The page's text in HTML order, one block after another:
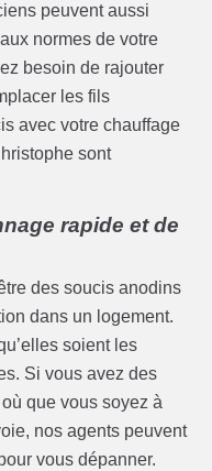
peuvent aussi
normes de votre
besoin de rajouter
les fils
avec votre chauffage
sont
rapide et de
des soucis anodins
dans un logement.
soient les
Si vous avez des
que vous soyez à
nos agents peuvent
vous dépanner.